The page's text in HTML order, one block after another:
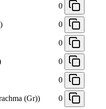
0
0
0
0
0
(Gr)) 0